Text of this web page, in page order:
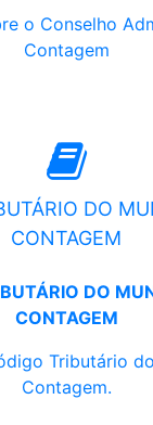
o Conselho
Contagem
DO
CONTAGEM
DO
CONTAGEM
Tributário
Contagem.